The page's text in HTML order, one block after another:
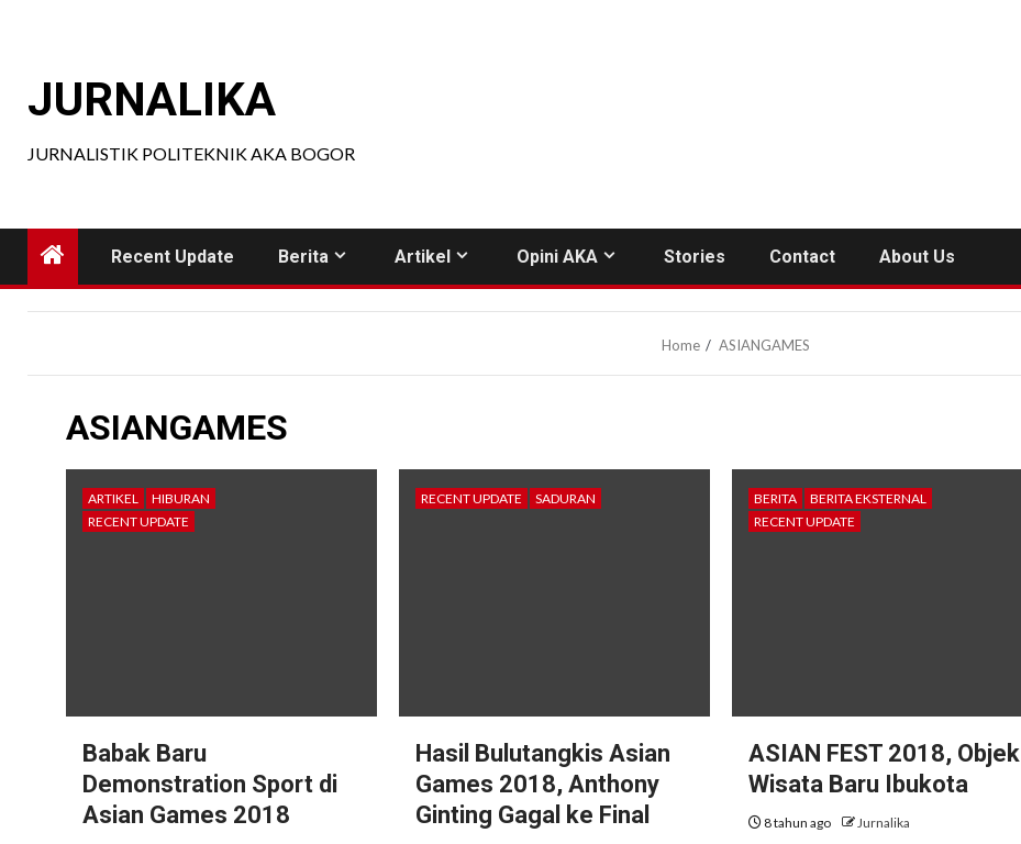
JURNALIKA
JURNALISTIK POLITEKNIK AKA BOGOR
Recent Update Berita Artikel Opini AKA Stories Contact About Us
Home ASIANGAMES
ASIANGAMES
ARTIKEL
HIBURAN
RECENT UPDATE
Babak Baru
Demonstration Sport di
Asian Games 2018
RECENT UPDATE SADURAN
Hasil Bulutangkis Asian
Games 2018, Anthony
Ginting Gagal ke Final
BERITA
BERITA EKSTERNAL
RECENT UPDATE
ASIAN FEST 2018, Objek
Wisata Baru Ibukota
8 tahun ago Jurnalika